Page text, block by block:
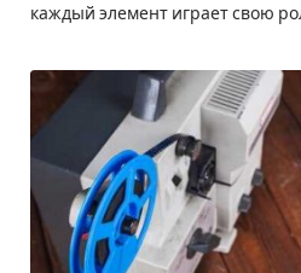
каждый элемент играет свою